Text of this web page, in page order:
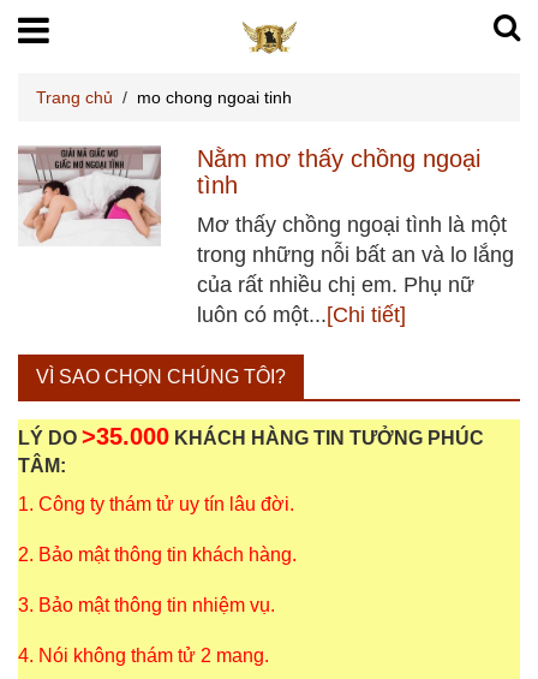
Trang chủ / mo chong ngoai tinh
Nằm mơ thấy chồng ngoại
tình
Mơ thấy chồng ngoại tình là một
trong những nỗi bất an và lo lắng
của rất nhiều chị em. Phụ nữ
luôn có một...[Chi tiết]
VÌ SAO CHỌN CHÚNG TÔI?
LÝ DO >35.000 KHÁCH HÀNG TIN TƯỞNG PHÚC
TÂM:
1. Công ty thám tử uy tín lâu đời.
2. Bảo mật thông tin khách hàng.
3. Bảo mật thông tin nhiệm vụ.
4. Nói không thám tử 2 mang.